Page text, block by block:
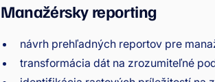
Manažérsky reporting
návrh prehľadných reportov pre
transformácia dát na zrozumiteľné